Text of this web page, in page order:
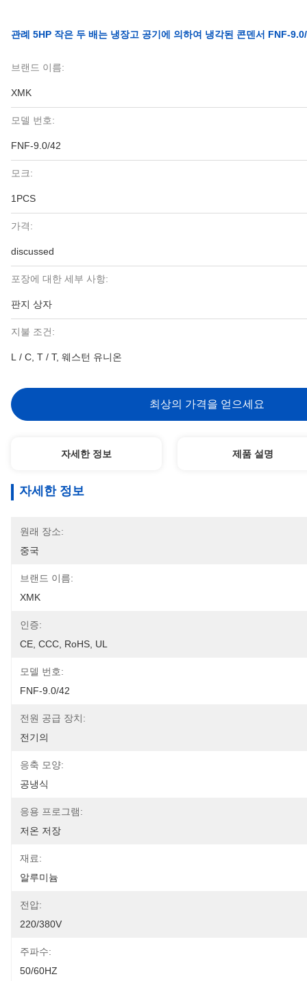
관례 5HP 작은 두 배는 냉장고 공기에 의하여 냉각된 콘덴서 FNF-
브랜드 이름:
XMK
모델 번호:
FNF-9.0/42
모크:
1PCS
가격:
discussed
포장에 대한 세부 사항:
판지 상자
지불 조건:
L / C, T / T, 웨스턴 유니온
최상의 가격을 얻으세요
자세한 정보 제품 설명
자세한 정보
원래 장소:
중국
브랜드 이름:
XMK
인증:
CE, CCC, RoHS, UL
모델 번호:
FNF-9.0/42
전원 공급 장치:
전기의
응축 모양:
공냉식
응용 프로그램:
저온 저장
재료:
알루미늄
전압:
220/380V
주파수:
50/60HZ